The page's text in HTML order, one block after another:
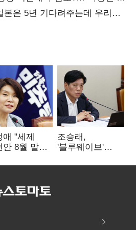
은 5년 기다려주는데 우리는
애 "세제
안 8월 말
도 논의"
조승래,
'블루웨이브'
사과 "무거운